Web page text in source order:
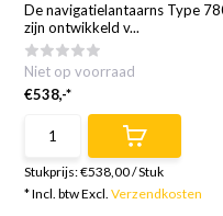
De navigatielantaarns Type
zijn ontwikkeld v...
Niet op voorraad
€538,-*
Stukprijs:€538,00/Stuk
* Incl. btw Excl.Verzendkosten